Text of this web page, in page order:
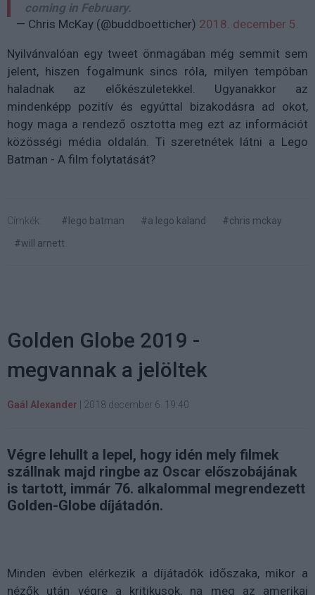
coming in February.
— Chris McKay (@buddboetticher) 2018. december 5.
Nyilvánvalóan egy tweet önmagában még semmit sem
jelent, hiszen fogalmunk sincs róla, milyen tempóban
haladnak az előkészületekkel. Ugyanakkor az
mindenképp pozitív és egyúttal bizakodásra ad okot,
hogy maga a rendező osztotta meg ezt az információt
közösségi média oldalán. Ti szeretnétek látni a Lego
Batman - A film folytatását?
Címkék: #lego batman #a lego kaland
#chris mckay
#will arnett
Golden Globe 2019 -
megvannak a jelöltek
Gaál Alexander 2018 december 6. 19:40
Végre lehullt a lepel, hogy idén mely filmek
szállnak majd ringbe az Oscar előszobájának
is tartott, immár 76. alkalommal megrendezett
Golden-Globe díjátadón.
Minden évben elérkezik a díjátadók időszaka, mikor a
nézők után végre a kritikusok, na meg az amerikai